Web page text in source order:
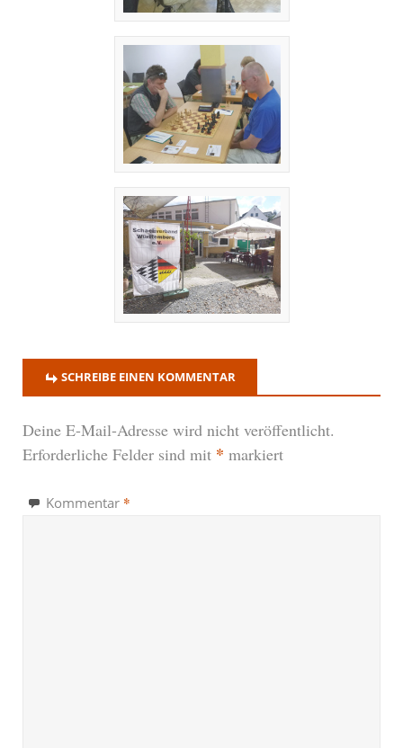
SCHREIBE EINEN KOMMENTAR
Deine E-Mail-Adresse wird nicht veröffentlicht.
Erforderliche Felder sind mit * markiert
Kommentar *